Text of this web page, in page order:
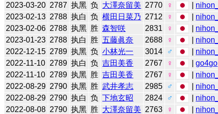
2023-03-20 2787 执黑 负 大澤奈留美 2770 ♀
2023-02-13 2788 执白 负 横田日菜乃 2712 ♀
2023-02-06 2788 执黑 胜 森智咲 2831 ♀
2023-01-23 2788 执白 胜 五藤眞奈 2688 ♀
2022-12-15 2789 执黑 负 小林光一 3014 ♂
2022-11-10 2789 执白 负 吉田美香 2767 ♀ |go4go
2022-11-10 2789 执黑 胜 吉田美香 2767 ♀
2022-08-29 2790 执黑 胜 武井孝志 2985 ♂
2022-08-29 2790 执白 负 下地玄昭 2824 ♂
2022-08-08 2790 执黑 胜 大澤奈留美 2763 ♀